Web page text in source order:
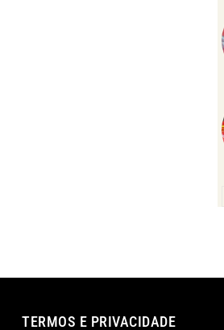
TERMOS E PRIVACIDADE